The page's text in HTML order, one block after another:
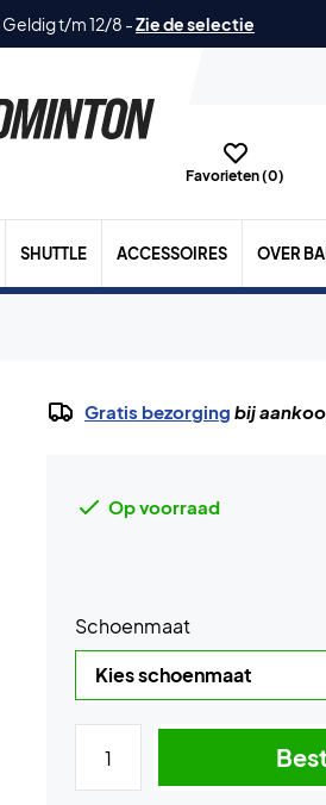
Geldig t/m 12/8 -Zie de selectie
Favorieten (0)
SHUTTLE ACCESSOIRES OVER
Gratis bezorging bij
Op voorraad
Schoenmaat